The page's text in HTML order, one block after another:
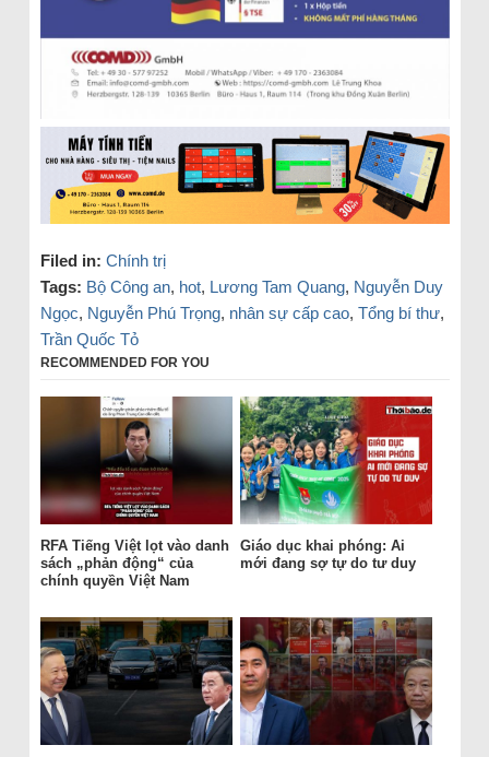
Filed in: Chính trị
Tags: Bộ Công an, hot, Lương Tam Quang, Nguyễn Duy
Ngọc, Nguyễn Phú Trọng, nhân sự cấp cao, Tổng bí thư,
Trần Quốc Tỏ
RECOMMENDED FOR YOU
RFA Tiếng Việt lọt vào danh
sách „phản động“ của
chính quyền Việt Nam
Giáo dục khai phóng: Ai
mới đang sợ tự do tư duy